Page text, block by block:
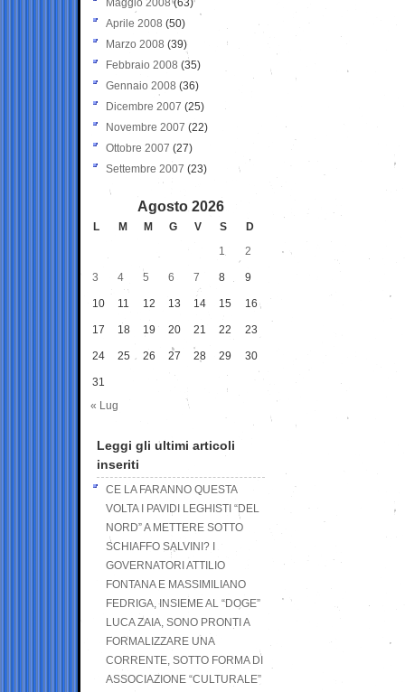
Maggio 2008(63)
Aprile 2008 (50)
Marzo 2008 (39)
Febbraio 2008 (35)
Gennaio 2008 (36)
Dicembre 2007 (25)
Novembre 2007 (22)
Ottobre 2007 (27)
Settembre 2007 (23)
Agosto 2026
L M M G V S
D
1
2
3 4 5 6 7 8 9
10 11 12 13 14 15 16
17 18 19 20 21 22 23
24 25 26 27 28 29 30
31
« Lug
Leggi gli ultimi articoli
inseriti
CE LA FARANNO QUESTA
VOLTA I PAVIDI LEGHISTI “DEL
NORD” A METTERE SOTTO
SCHIAFFO SALVINI? I
GOVERNATORI ATTILIO
FONTANA E MASSIMILIANO
FEDRIGA, INSIEME AL “DOGE”
LUCA ZAIA, SONO PRONTI A
FORMALIZZARE UNA
CORRENTE, SOTTO FORMA DI
ASSOCIAZIONE “CULTURALE”